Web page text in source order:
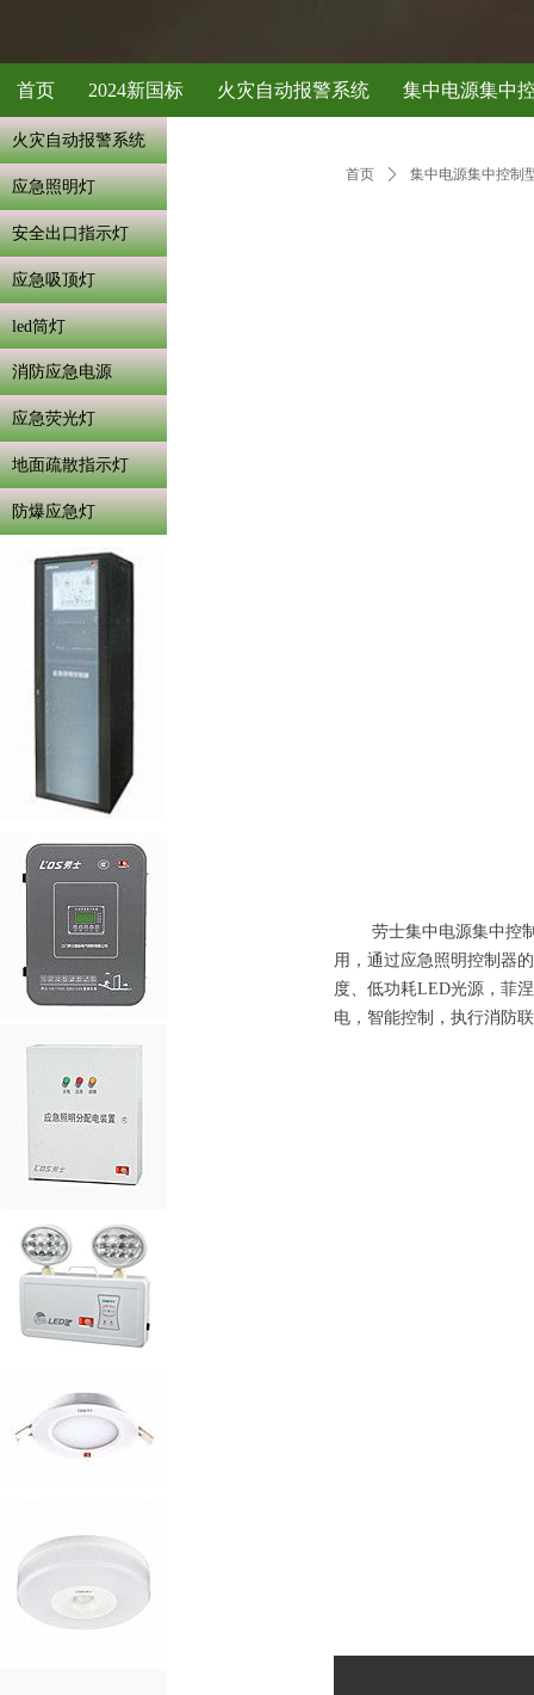
首页 2024新国标 火灾自动报警系统 集中电源集中
首页 ꄲ 集中电源集中控制
劳士集中电源集中控制
用，通过应急照明控制器
度、低功耗LED光源，菲
电，智能控制，执行消防
火灾自动报警系统
应急照明灯
安全出口指示灯
应急吸顶灯
led筒灯
消防应急电源
应急荧光灯
地面疏散指示灯
防爆应急灯